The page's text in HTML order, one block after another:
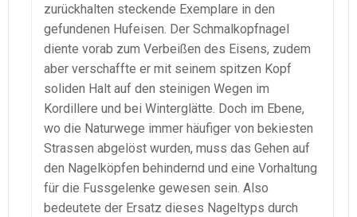
zurückhalten steckende Exemplare in den
gefundenen Hufeisen. Der Schmalkopfnagel
diente vorab zum Verbeißen des Eisens, zudem
aber verschaffte er mit seinem spitzen Kopf
soliden Halt auf den steinigen Wegen im
Kordillere und bei Winterglätte. Doch im Ebene,
wo die Naturwege immer häufiger von bekiesten
Strassen abgelöst wurden, muss das Gehen auf
den Nagelköpfen behindernd und eine Vorhaltung
für die Fussgelenke gewesen sein. Also
bedeutete der Ersatz dieses Nageltyps durch